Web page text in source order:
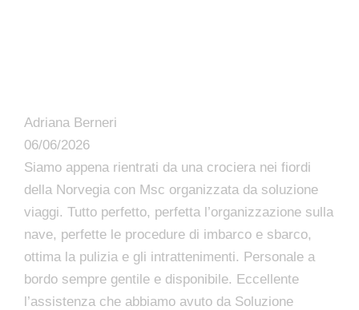
Adriana Berneri
06/06/2026
Siamo appena rientrati da una crociera nei fiordi
della Norvegia con Msc organizzata da soluzione
viaggi. Tutto perfetto, perfetta l’organizzazione sulla
nave, perfette le procedure di imbarco e sbarco,
ottima la pulizia e gli intrattenimenti. Personale a
bordo sempre gentile e disponibile. Eccellente
l’assistenza che abbiamo avuto da Soluzione